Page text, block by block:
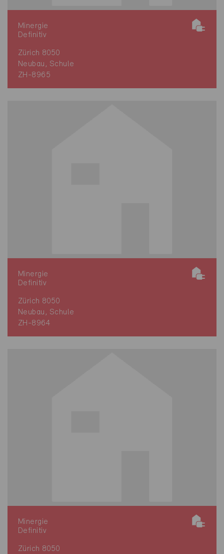
Minergie
Definitiv
Zürich 8050
Neubau, Schule
ZH-8965
Minergie
Definitiv
Zürich 8050
Neubau, Schule
ZH-8964
Minergie
Definitiv
Zürich 8050